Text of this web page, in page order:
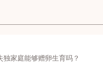
独家庭能够赠卵生育吗？